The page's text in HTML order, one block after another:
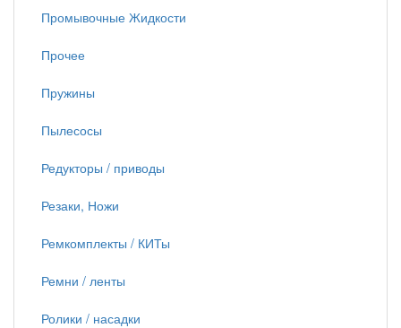
Промывочные Жидкости
Прочее
Пружины
Пылесосы
Редукторы / приводы
Резаки, Ножи
Ремкомплекты / КИТы
Ремни / ленты
Ролики / насадки